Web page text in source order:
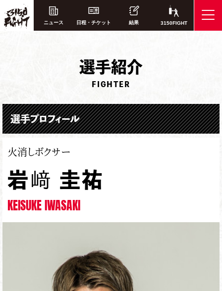
ニュース 日程・チケット 結果 3150FIGHT
選手紹介
FIGHTER
選手プロフィール
火消しボクサー
岩﨑 圭祐
KEISUKE IWASAKI